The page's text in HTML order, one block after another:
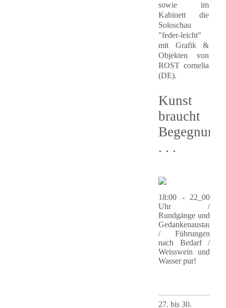
sowie im
Kabinett die
Soloschau
"feder-leicht"
mit Grafik &
Objekten von
ROST cornelia
(DE).
Kunst
braucht
Begegnung
. . .
18:00 - 22_00
Uhr /
Rundgänge und
Gedankenaustausch
/ Führungen
nach Bedarf /
Weisswein und
Wasser pur!
27. bis 30.